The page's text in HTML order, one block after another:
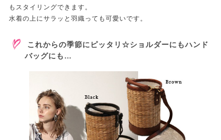
もスタイリングできます。
水着の上にサラッと羽織っても可愛いです。
これからの季節にピッタリ☆ショルダーにもハンド
バッグにも…